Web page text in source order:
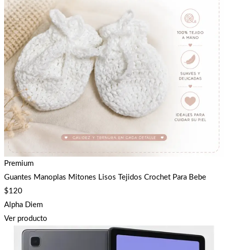
Premium
Guantes Manoplas Mitones Lisos Tejidos Crochet Para Bebe
$120
Alpha Diem
Ver producto